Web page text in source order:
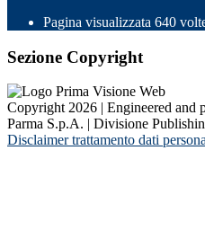
Pagina visualizzata 640
Sezione Copyright
Copyright 2026 | Engineered and
Parma S.p.A. | Divisione
Disclaimer trattamento dati